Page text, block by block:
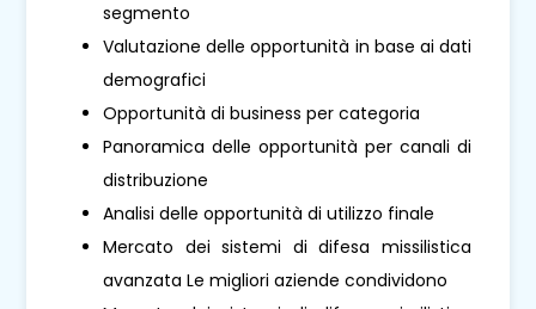
segmento
Valutazione delle opportunità in base ai dati
demografici
Opportunità di business per categoria
Panoramica delle opportunità per canali di
distribuzione
Analisi delle opportunità di utilizzo finale
Mercato dei sistemi di difesa missilistica
avanzata Le migliori aziende condividono